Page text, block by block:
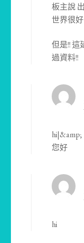
板主說
世界很好
但是!! 這
過資料!!
hi|&amp;
您好
hi